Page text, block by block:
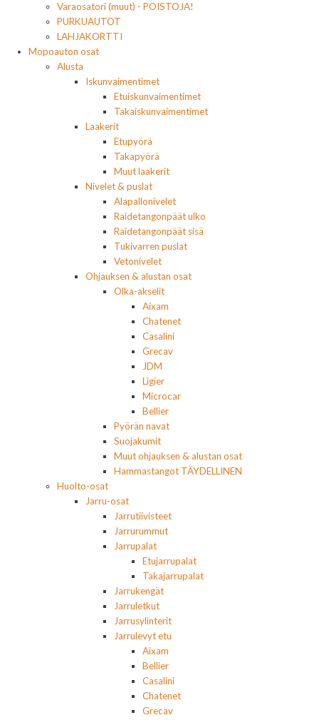
Varaosatori (muut) - POISTOJA!
PURKUAUTOT
LAHJAKORTTI
Mopoauton osat
Alusta
Iskunvaimentimet
Etuiskunvaimentimet
Takaiskunvaimentimet
Laakerit
Etupyörä
Takapyörä
Muut laakerit
Nivelet & puslat
Alapallonivelet
Raidetangonpäät ulko
Raidetangonpäät sisä
Tukivarren puslat
Vetonivelet
Ohjauksen & alustan osat
Olka-akselit
Aixam
Chatenet
Casalini
Grecav
JDM
Ligier
Microcar
Bellier
Pyörän navat
Suojakumit
Muut ohjauksen & alustan osat
Hammastangot TÄYDELLINEN
Huolto-osat
Jarru-osat
Jarrutiivisteet
Jarrurummut
Jarrupalat
Etujarrupalat
Takajarrupalat
Jarrukengät
Jarruletkut
Jarrusylinterit
Jarrulevyt etu
Aixam
Bellier
Casalini
Chatenet
Grecav